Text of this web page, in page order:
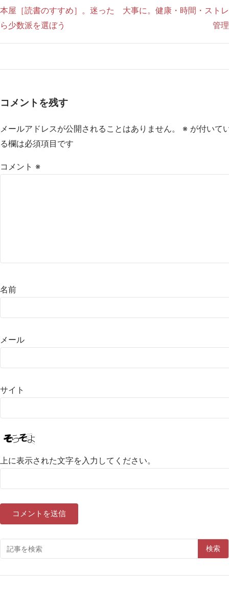
本屋［読書のすすめ］。迷った
ら少数派を選ぼう
大事に。健康・時間・スト
管
コメントを残す
メールアドレスが公開されることはありません。 ※ が付いて
る欄は必須項目です
コメント ※
名前
メール
サイト
上に表示された文字を入力してください。
検索